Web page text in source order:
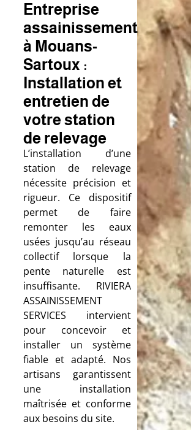
Entreprise
assainissement
à Mouans-
Sartoux :
Installation et
entretien de
votre station
de relevage
L’installation d’une
station de relevage
nécessite précision et
rigueur. Ce dispositif
permet de faire
remonter les eaux
usées jusqu’au réseau
collectif lorsque la
pente naturelle est
insuffisante. RIVIERA
ASSAINISSEMENT
SERVICES intervient
pour concevoir et
installer un système
fiable et adapté. Nos
artisans garantissent
une installation
maîtrisée et conforme
aux besoins du site.